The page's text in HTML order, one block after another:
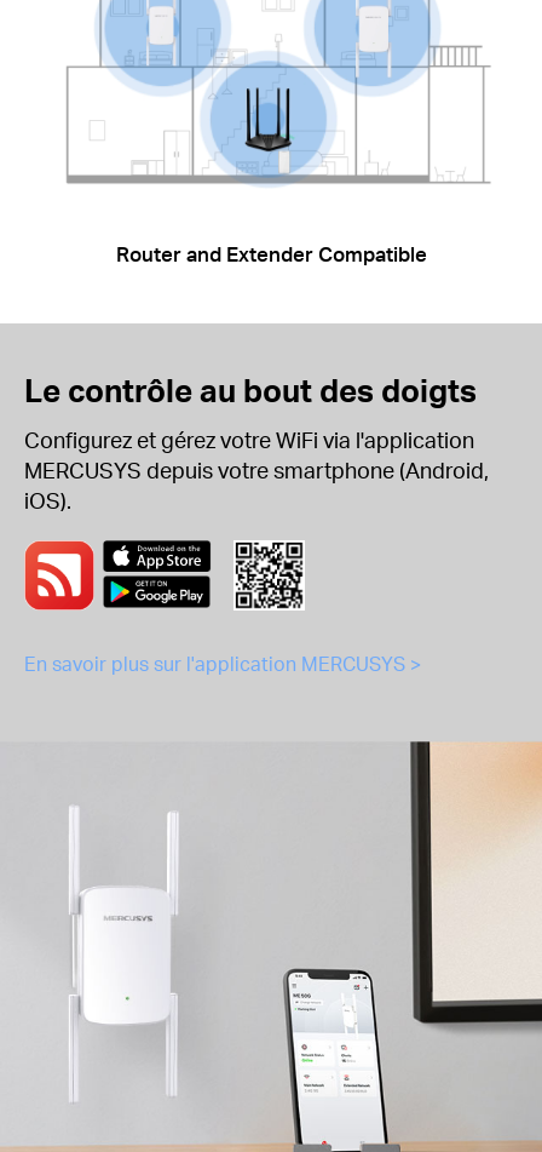
Router and Extender Compatible
Le contrôle au bout des doigts
Configurez et gérez votre WiFi via l'application
MERCUSYS depuis votre smartphone (Android,
iOS).
En savoir plus sur l'application MERCUSYS >